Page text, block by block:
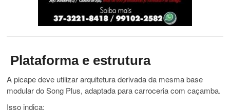
Plataforma e estrutura
A picape deve utilizar arquitetura derivada da mesma base
modular do Song Plus, adaptada para carroceria com caçamba.
Isso indica: